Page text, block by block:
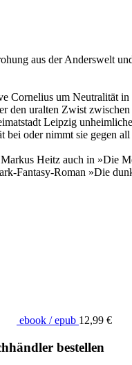
aus der Anderswelt
Cornelius um Neutralität
den uralten Zwist
Leipzig
bei oder nimmt sie gegen
Heitz auch in »Die
Fantasy-Roman »Die
ebook / epub 12,99 €
bestellen